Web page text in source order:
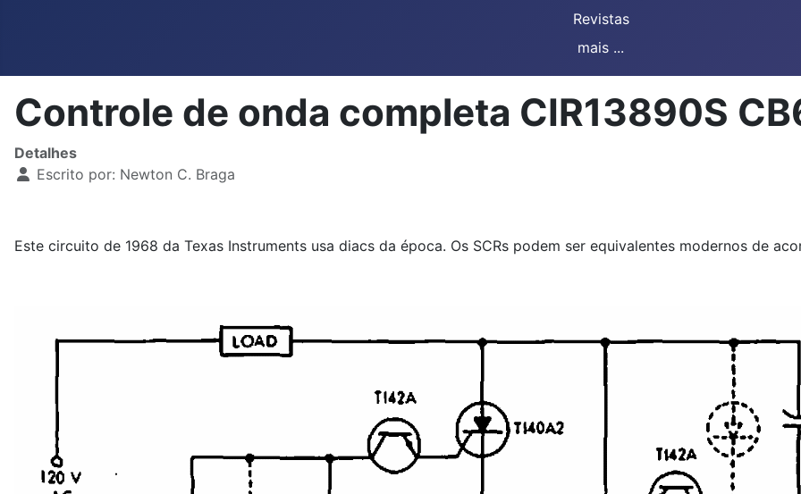
Revistas
mais ...
Controle de onda completa CIR13890S
Detalhes
Escrito por: Newton C. Braga
Este circuito de 1968 da Texas Instruments usa diacs da época. Os SCRs podem ser equivalentes modernos de